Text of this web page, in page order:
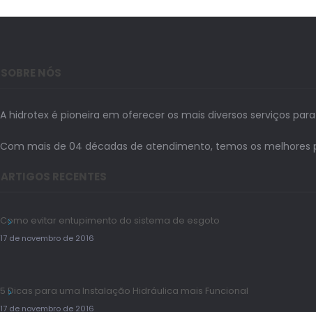
A hidrotex é pioneira em oferecer os mais diversos serviços
Com mais de 04 décadas de atendimento, temos os
Como evitar entupimento do sistema de esgoto
17 de novembro de 2016
5 Dicas para uma Instalação Hidráulica mais Funcional
17 de novembro de 2016